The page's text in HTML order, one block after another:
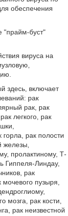
обеспечения
"прайм-буст"
вируса на
здесь, включает
рак
рак, рак
легкого, рак
горла, рак полости
железы,
пролактиному, Т-
Гиппеля-Линдау,
рак
пузыря,
мозга, рак кости,
рак неизвестной